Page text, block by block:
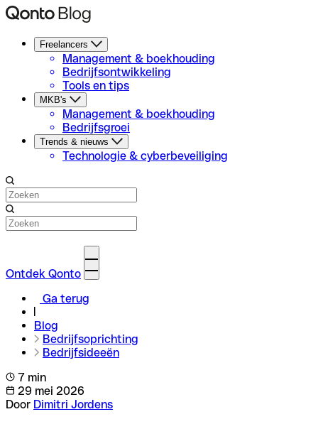
Freelancers
Management & boekhouding
Bedrijfsontwikkeling
Tools en tips
MKB's
Management & boekhouding
Bedrijfsgroei
Trends & nieuws
Technologie & cyberbeveiliging
Ontdek Qonto
Ga terug
Blog
Bedrijfsoprichting
Bedrijfs­ideeën
7 min
29 mei 2026
Door Dimitri Jordens